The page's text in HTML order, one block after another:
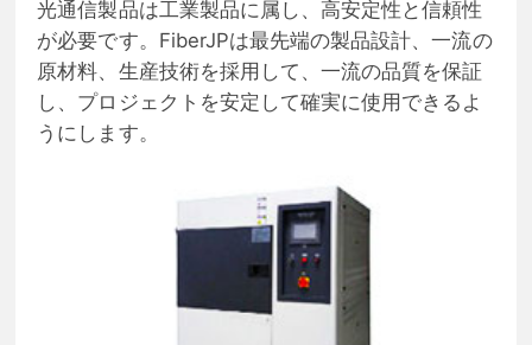
光通信製品は工業製品に属し、高安定性と信頼性
が必要です。FiberJPは最先端の製品設計、一流の
原材料、生産技術を採用して、一流の品質を保証
し、プロジェクトを安定して確実に使用できるよ
うにします。